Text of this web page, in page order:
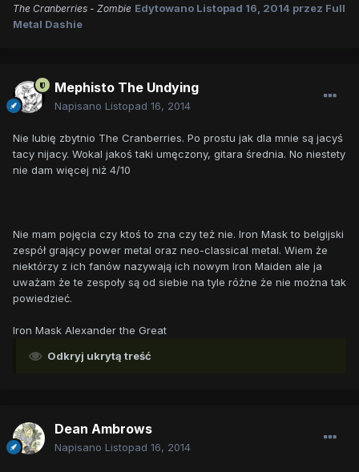
The Cranberries - Zombie Edytowano Listopad 16, 2014 przez Full
Metal Dashie
Mephisto The Undying
Napisano Listopad 16, 2014
Nie lubię zbytnio The Cranberries. Po prostu jak dla mnie są jacyś
tacy nijacy. Wokal jakoś taki umęczony, gitara średnia. No niestety
nie dam więcej niż 4/10
Nie mam pojęcia czy ktoś to zna czy też nie. Iron Mask to belgijski
zespół grający power metal oraz neo-classical metal. Wiem że
niektórzy z ich fanów nazywają ich nowym Iron Maiden ale ja
uważam że te zespoły są od siebie na tyle różne że nie można tak
powiedzieć.
Iron Mask Alexander the Great
Odkryj ukrytą treść
Dean Ambrows
Napisano Listopad 16, 2014